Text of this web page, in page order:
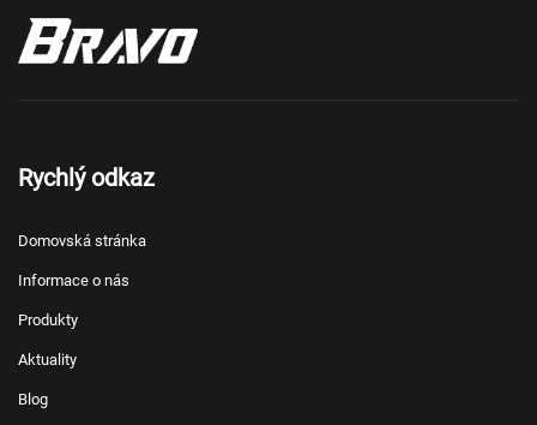
Rychlý odkaz
Domovská stránka
Informace o nás
Produkty
Aktuality
Blog